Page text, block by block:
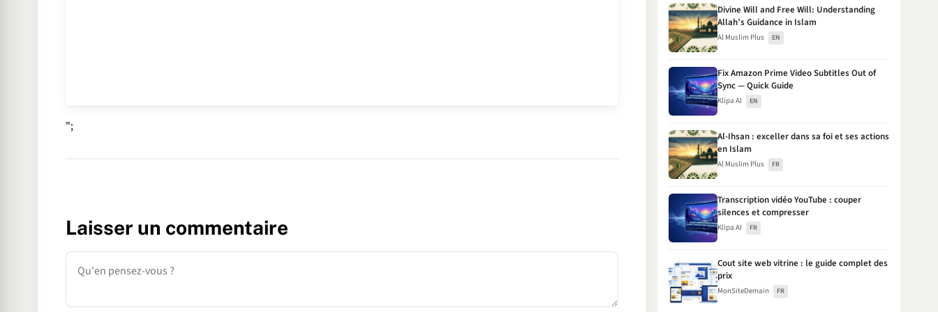
";
Laisser un commentaire
Commentaire
Divine Will and Free Will: Understanding
Allah’s Guidance in Islam
Al Muslim Plus EN
Fix Amazon Prime Video Subtitles Out of
Sync — Quick Guide
Klipa AI EN
Al-Ihsan : exceller dans sa foi et ses actions
en Islam
Al Muslim Plus FR
Transcription vidéo YouTube : couper
silences et compresser
Klipa AI FR
Cout site web vitrine : le guide complet des
prix
MonSiteDemain FR